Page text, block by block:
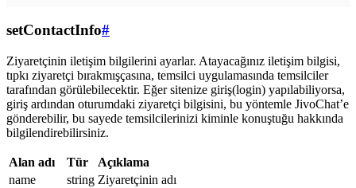
setContactInfo#
Ziyaretçinin iletişim bilgilerini ayarlar. Atayacağınız iletişim bilgisi,
tıpkı ziyaretçi bırakmışçasına, temsilci uygulamasında temsilciler
tarafından görülebilecektir. Eğer sitenize giriş(login) yapılabiliyorsa,
giriş ardından oturumdaki ziyaretçi bilgisini, bu yöntemle JivoChat’e
gönderebilir, bu sayede temsilcilerinizi kiminle konuştuğu hakkında
bilgilendirebilirsiniz.
Alan adı Tür
Açıklama
name
string Ziyaretçinin adı